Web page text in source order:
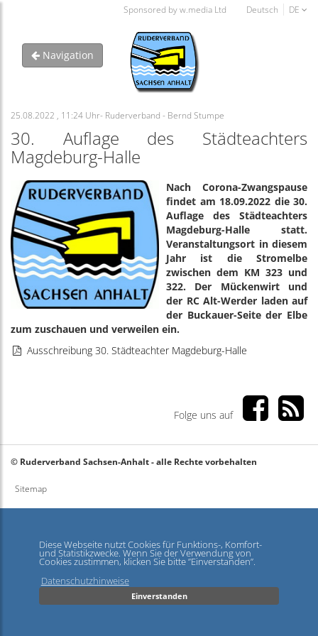
Diese Webseite nutzt Cookies für Funktions-, Komfort-
und Statistikzwecke. Wenn Sie der Verwendung von
Cookies zustimmen, klicken Sie bitte ”Einverstanden”.
Datenschutzhinweise
Einverstanden
Sponsored by w.media Ltd Deutsch DE
Navigation
25.08.2022 , 11:24 Uhr- Ruderverband - Bernd Stumpe
30. Auflage des Städteachters
Magdeburg-Halle
Nach Corona-Zwangspause
findet am 18.09.2022 die 30.
Auflage des Städteachters
Magdeburg-Halle statt.
Veranstaltungsort in diesem
Jahr ist die Stromelbe
zwischen dem KM 323 und
322. Der Mückenwirt und
der RC Alt-Werder laden auf
der Buckauer-Seite der Elbe
zum zuschauen und verweilen ein.
Ausschreibung 30. Städteachter Magdeburg-Halle
Folge uns auf
© Ruderverband Sachsen-Anhalt - alle Rechte vorbehalten
Sitemap
Datenschutz